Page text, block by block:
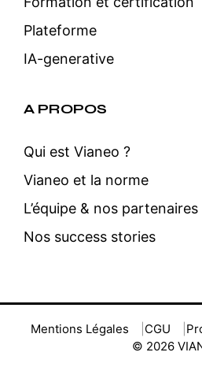
Plateforme
IA-generative
A PROPOS
Qui est Vianeo ?
Vianeo et la norme
L’équipe & nos partenaires
Nos success stories
Mentions Légales CGU
© 2026